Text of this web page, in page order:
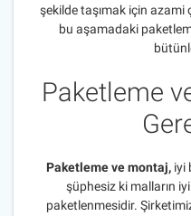
şekilde taşımak için azami
bu aşamadaki
Paketleme
Paketleme ve montaj, iyi
şüphesiz ki malların
paketlenmesidir.